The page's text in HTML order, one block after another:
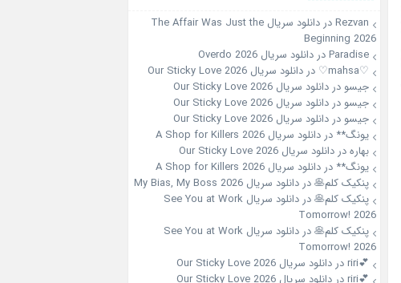
Rezvanدر
دانلود سریال The Affair Was Just the
Beginning 2026
Paradiseدر دانلود سریال Overdo 2026
♡mahsa♡
در دانلود سریال Our Sticky Love 2026
جیسو در دانلود سریال Our Sticky Love 2026
جیسو در دانلود سریال Our Sticky Love 2026
جیسو در دانلود سریال Our Sticky Love 2026
یونگ** در دانلود سریال A Shop for Killers 2026
بهارهدر دانلود سریال Our Sticky Love 2026
یونگ** در دانلود سریال A Shop for Killers 2026
پنکیک کلم🥞در دانلود سریال My Bias, My Boss 2026
پنکیک کلم🥞در
دانلود سریال See You at Work
Tomorrow! 2026
پنکیک کلم🥞در
دانلود سریال See You at Work
Tomorrow! 2026
💕riri
در دانلود سریال Our Sticky Love 2026
💕riri
در دانلود سریال Our Sticky Love 2026